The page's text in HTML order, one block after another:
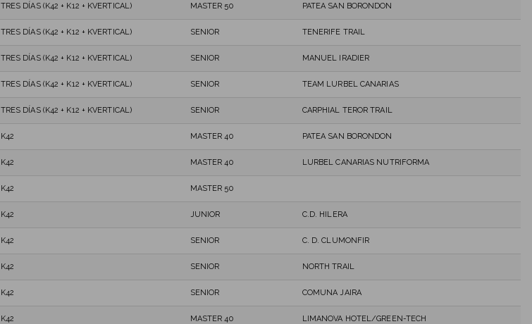
TRES DÍAS (K42 + K12 + KVERTICAL) MASTER 50 PATEA SAN BORONDON
TRES DÍAS (K42 + K12 + KVERTICAL) SENIOR TENERIFE TRAIL
TRES DÍAS (K42 + K12 + KVERTICAL) SENIOR MANUEL IRADIER
TRES DÍAS (K42 + K12 + KVERTICAL) SENIOR TEAM LURBEL CANARIAS
TRES DÍAS (K42 + K12 + KVERTICAL) SENIOR CARPHIAL TEROR TRAIL
K42 MASTER 40 PATEA SAN BORONDON
K42 MASTER 40 LURBEL CANARIAS NUTRIFORMA
K42 MASTER 50
K42 JUNIOR C.D. HILERA
K42 SENIOR C. D. CLUMONFIR
K42 SENIOR NORTH TRAIL
K42 SENIOR COMUNA JAIRA
K42 MASTER 40 LIMANOVA HOTEL/GREEN-TECH